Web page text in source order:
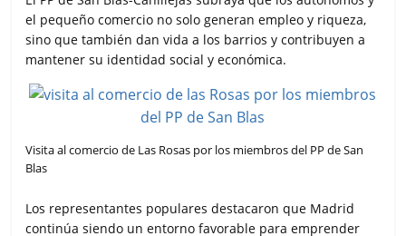
el pequeño comercio no solo generan empleo y riqueza,
sino que también dan vida a los barrios y contribuyen a
mantener su identidad social y económica.
Visita al comercio de Las Rosas por los miembros del PP de San
Blas
Los representantes populares destacaron que Madrid
continúa siendo un entorno favorable para emprender